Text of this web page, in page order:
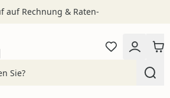
auf Rechnung & Raten-